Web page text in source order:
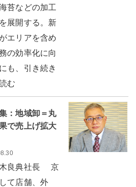
苔などの加工
展開する。新
エリアを含め
の効率化に向
も、引き続き
む
：地域卸＝丸
で売上げ拡大
良典社長 京
て店舗、外